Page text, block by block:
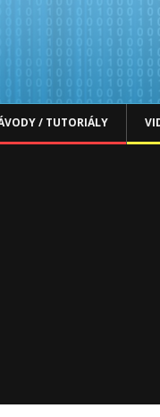
/ TUTORIÁLY